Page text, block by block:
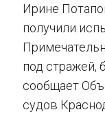
Ирине
получили
под стражей,
сообщает
судов